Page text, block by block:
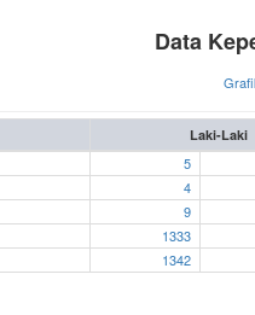
Data
Laki-Laki
5
4
9
1333
1342